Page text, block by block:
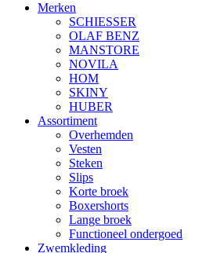
Merken
SCHIESSER
OLAF BENZ
MANSTORE
NOVILA
HOM
SKINY
HUBER
Assortiment
Overhemden
Vesten
Steken
Slips
Korte broek
Boxershorts
Lange broek
Functioneel ondergoed
Zwemkleding